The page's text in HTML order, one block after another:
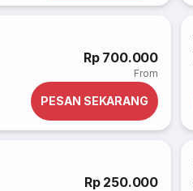
Rp 700.000
From
PESAN SEKARANG
Rp 250.000